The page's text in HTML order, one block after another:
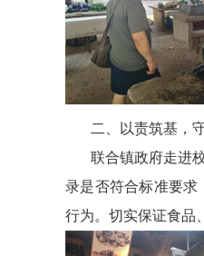
二、以责筑基，守
联合镇政府走进校
录是否符合标准要求
行为。切实保证食品